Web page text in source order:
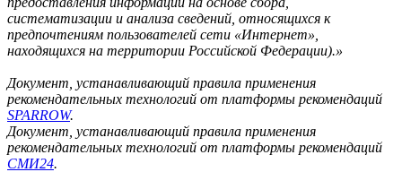
систематизации и анализа сведений, относящихся к
предпочтениям пользователей сети «Интернет»,
находящихся на территории Российской Федерации).»
Документ, устанавливающий правила применения
рекомендательных технологий от платформы рекомендаций
SPARROW.
Документ, устанавливающий правила применения
рекомендательных технологий от платформы рекомендаций
СМИ24.